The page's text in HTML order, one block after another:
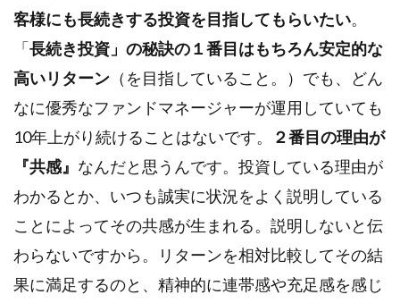
客様にも長続きする投資を目指してもらいたい。
「長続き投資」の秘訣の１番目はもちろん安定的な
高いリターン （を目指していること。）でも、どん
なに優秀なファンドマネージャーが運用していても
10年上がり続けることはないです。
２番目の理由が
『共感』 なんだと思うんです。投資している理由が
わかるとか、いつも誠実に状況をよく説明している
ことによってその共感が生まれる。説明しないと伝
わらないですから。リターンを相対比較してその結
果に満足するのと、精神的に連帯感や充足感を感じ